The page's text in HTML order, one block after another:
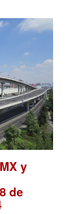
y
de